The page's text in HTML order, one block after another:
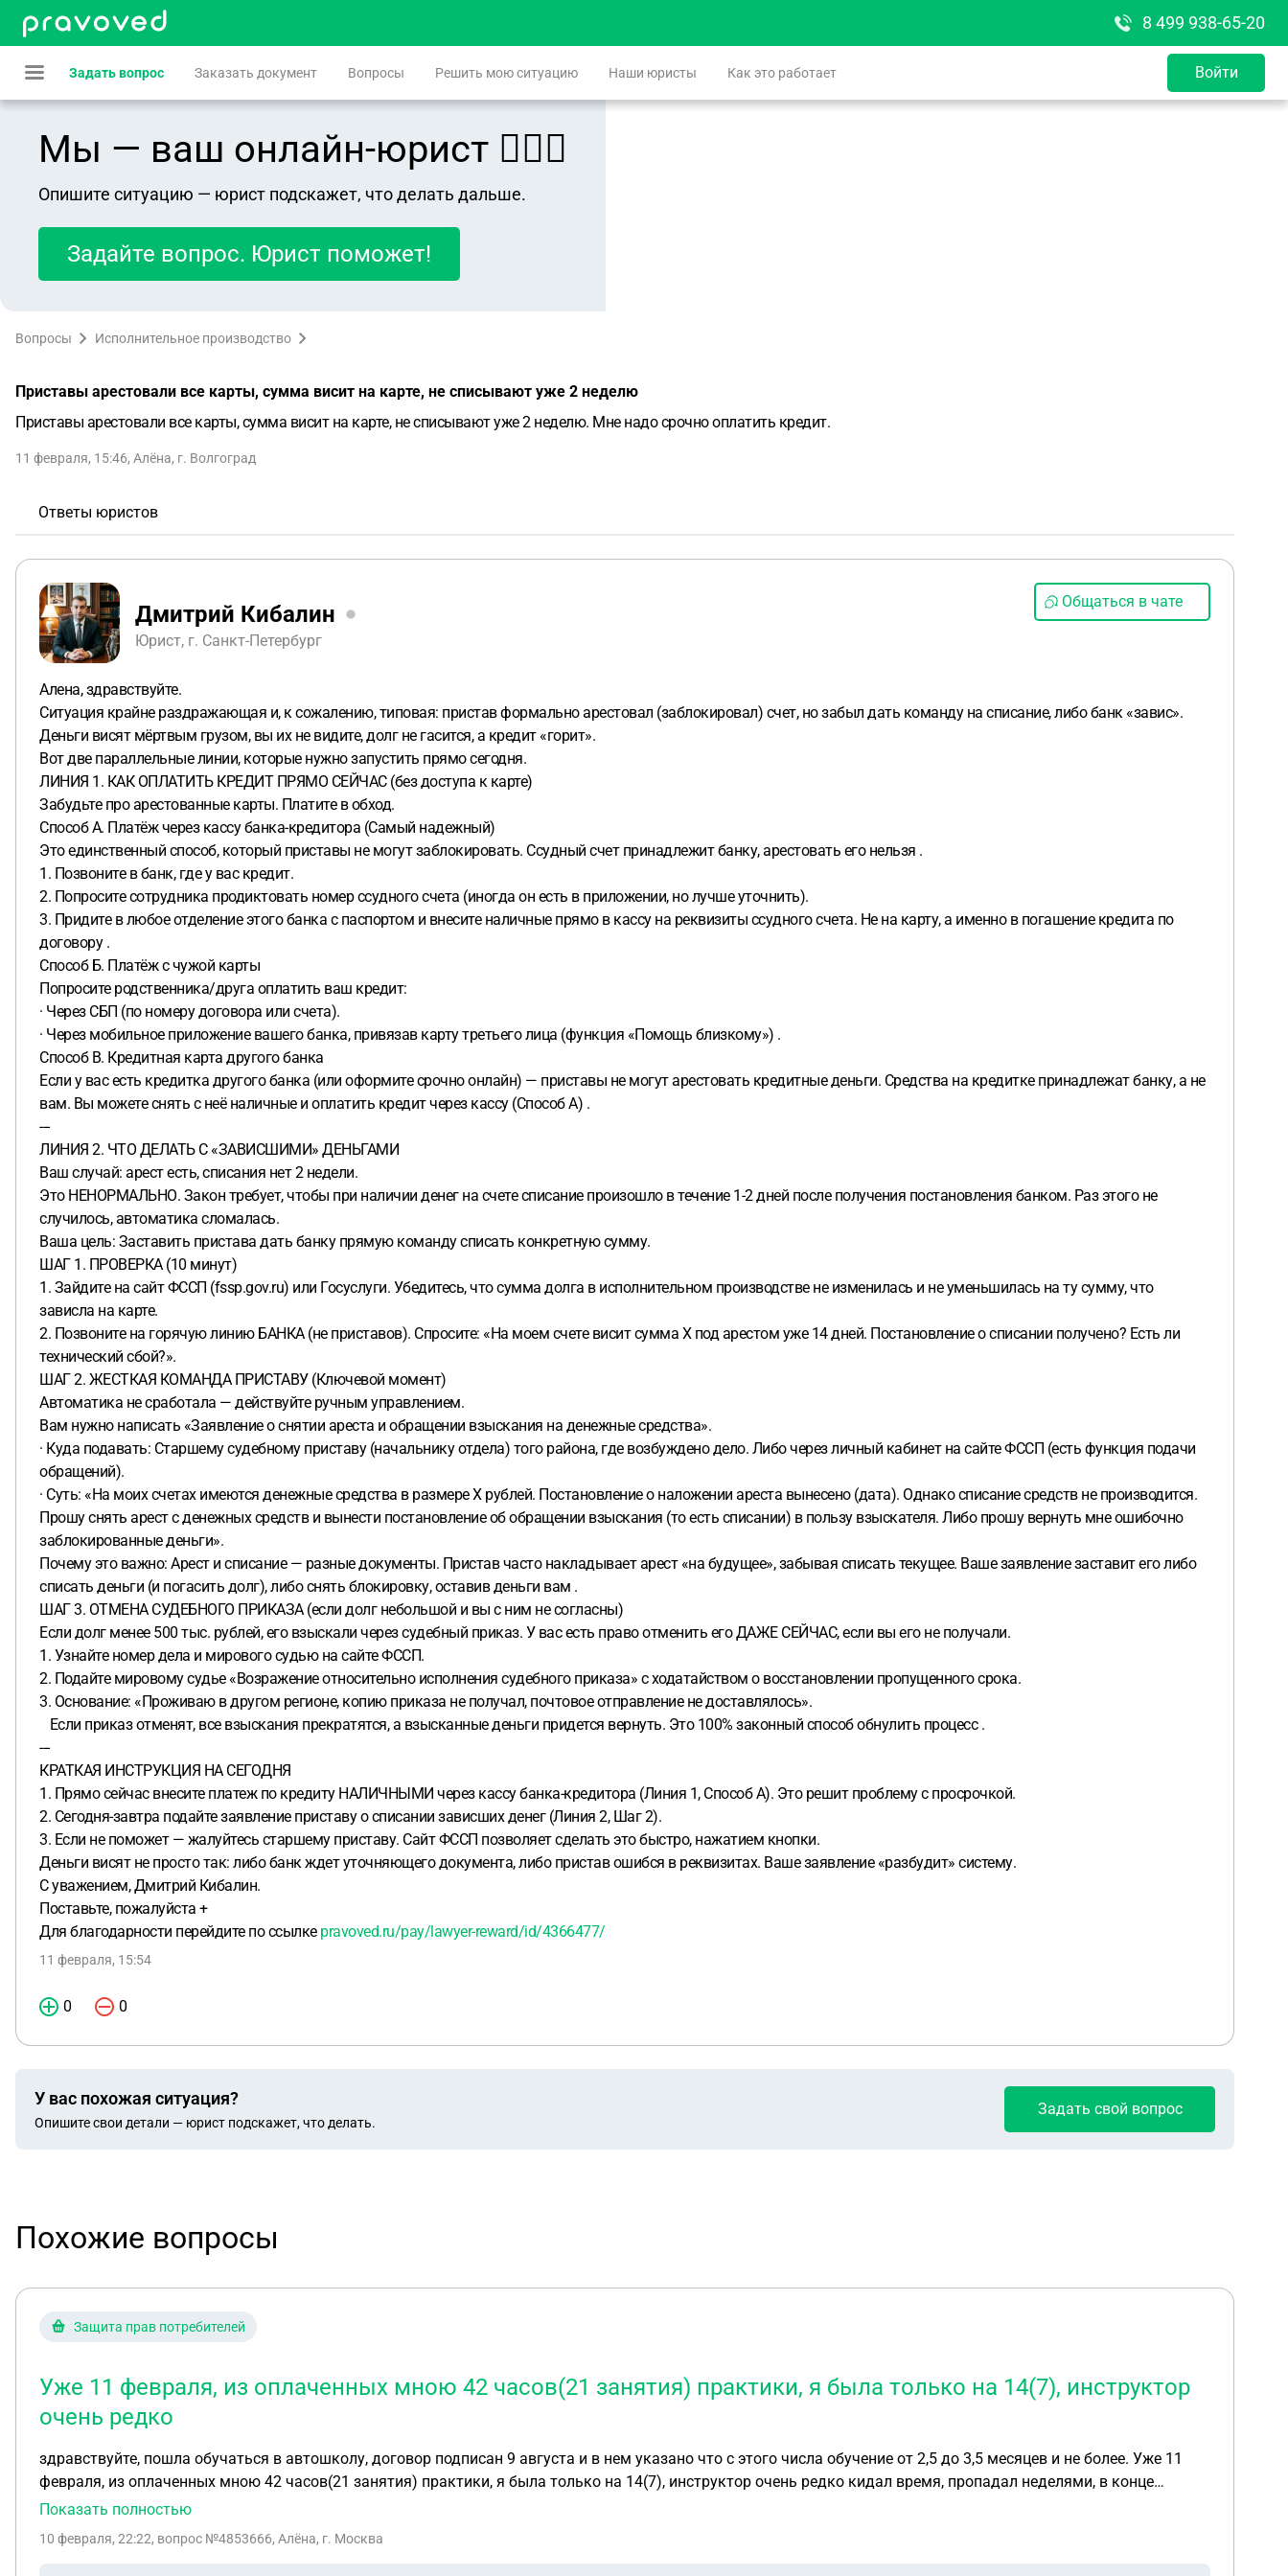
8 499 938-65-20
Задать вопрос Заказать документ Вопросы Решить мою ситуацию Наши юристы Как это работает Войти
Мы — ваш онлайн-юрист 👨🏻‍⚖️
Опишите ситуацию — юрист подскажет, что делать дальше.
Задайте вопрос. Юрист поможет!
Вопросы Исполнительное производство
Приставы арестовали все карты, сумма висит на карте, не списывают уже 2 неделю
Приставы арестовали все карты, сумма висит на карте, не списывают уже 2 неделю. Мне надо срочно оплатить кредит.
11 февраля, 15:46, Алёна, г. Волгоград
Ответы юристов
Дмитрий Кибалин
Юрист, г. Санкт-Петербург
Общаться в чате
Алена, здравствуйте.
Ситуация крайне раздражающая и, к сожалению, типовая: пристав формально арестовал (заблокировал) счет, но забыл дать команду на списание, либо банк «завис».
Деньги висят мёртвым грузом, вы их не видите, долг не гасится, а кредит «горит».
Вот две параллельные линии, которые нужно запустить прямо сегодня.
ЛИНИЯ 1. КАК ОПЛАТИТЬ КРЕДИТ ПРЯМО СЕЙЧАС (без доступа к карте)
Забудьте про арестованные карты. Платите в обход.
Способ А. Платёж через кассу банка-кредитора (Самый надежный)
Это единственный способ, который приставы не могут заблокировать. Ссудный счет принадлежит банку, арестовать его нельзя .
1. Позвоните в банк, где у вас кредит.
2. Попросите сотрудника продиктовать номер ссудного счета (иногда он есть в приложении, но лучше уточнить).
3. Придите в любое отделение этого банка с паспортом и внесите наличные прямо в кассу на реквизиты ссудного счета. Не на карту, а именно в погашение кредита по
договору .
Способ Б. Платёж с чужой карты
Попросите родственника/друга оплатить ваш кредит:
· Через СБП (по номеру договора или счета).
· Через мобильное приложение вашего банка, привязав карту третьего лица (функция «Помощь близкому») .
Способ В. Кредитная карта другого банка
Если у вас есть кредитка другого банка (или оформите срочно онлайн) — приставы не могут арестовать кредитные деньги. Средства на кредитке принадлежат банку, а не
вам. Вы можете снять с неё наличные и оплатить кредит через кассу (Способ А) .
---
ЛИНИЯ 2. ЧТО ДЕЛАТЬ С «ЗАВИСШИМИ» ДЕНЬГАМИ
Ваш случай: арест есть, списания нет 2 недели.
Это НЕНОРМАЛЬНО. Закон требует, чтобы при наличии денег на счете списание произошло в течение 1-2 дней после получения постановления банком. Раз этого не
случилось, автоматика сломалась.
Ваша цель: Заставить пристава дать банку прямую команду списать конкретную сумму.
ШАГ 1. ПРОВЕРКА (10 минут)
1. Зайдите на сайт ФССП (fssp.gov.ru) или Госуслуги. Убедитесь, что сумма долга в исполнительном производстве не изменилась и не уменьшилась на ту сумму, что
зависла на карте.
2. Позвоните на горячую линию БАНКА (не приставов). Спросите: «На моем счете висит сумма X под арестом уже 14 дней. Постановление о списании получено? Есть ли
технический сбой?».
ШАГ 2. ЖЕСТКАЯ КОМАНДА ПРИСТАВУ (Ключевой момент)
Автоматика не сработала — действуйте ручным управлением.
Вам нужно написать «Заявление о снятии ареста и обращении взыскания на денежные средства».
· Куда подавать: Старшему судебному приставу (начальнику отдела) того района, где возбуждено дело. Либо через личный кабинет на сайте ФССП (есть функция подачи
обращений).
· Суть: «На моих счетах имеются денежные средства в размере X рублей. Постановление о наложении ареста вынесено (дата). Однако списание средств не производится.
Прошу снять арест с денежных средств и вынести постановление об обращении взыскания (то есть списании) в пользу взыскателя. Либо прошу вернуть мне ошибочно
заблокированные деньги».
Почему это важно: Арест и списание — разные документы. Пристав часто накладывает арест «на будущее», забывая списать текущее. Ваше заявление заставит его либо
списать деньги (и погасить долг), либо снять блокировку, оставив деньги вам .
ШАГ 3. ОТМЕНА СУДЕБНОГО ПРИКАЗА (если долг небольшой и вы с ним не согласны)
Если долг менее 500 тыс. рублей, его взыскали через судебный приказ. У вас есть право отменить его ДАЖЕ СЕЙЧАС, если вы его не получали.
1. Узнайте номер дела и мирового судью на сайте ФССП.
2. Подайте мировому судье «Возражение относительно исполнения судебного приказа» с ходатайством о восстановлении пропущенного срока.
3. Основание: «Проживаю в другом регионе, копию приказа не получал, почтовое отправление не доставлялось».
Если приказ отменят, все взыскания прекратятся, а взысканные деньги придется вернуть. Это 100% законный способ обнулить процесс .
---
КРАТКАЯ ИНСТРУКЦИЯ НА СЕГОДНЯ
1. Прямо сейчас внесите платеж по кредиту НАЛИЧНЫМИ через кассу банка-кредитора (Линия 1, Способ А). Это решит проблему с просрочкой.
2. Сегодня-завтра подайте заявление приставу о списании зависших денег (Линия 2, Шаг 2).
3. Если не поможет — жалуйтесь старшему приставу. Сайт ФССП позволяет сделать это быстро, нажатием кнопки.
Деньги висят не просто так: либо банк ждет уточняющего документа, либо пристав ошибся в реквизитах. Ваше заявление «разбудит» систему.
С уважением, Дмитрий Кибалин.
Поставьте, пожалуйста +
Для благодарности перейдите по ссылке pravoved.ru/pay/lawyer-reward/id/4366477/
11 февраля, 15:54
0 0
У вас похожая ситуация?
Опишите свои детали — юрист подскажет, что делать.
Задать свой вопрос
Похожие вопросы
Защита прав потребителей
Уже 11 февраля, из оплаченных мною 42 часов(21 занятия) практики, я была только на 14(7), инструктор
очень редко
здравствуйте, пошла обучаться в автошколу, договор подписан 9 августа и в нем указано что с этого числа обучение от 2,5 до 3,5 месяцев и не более. Уже 11
февраля, из оплаченных мною 42 часов(21 занятия) практики, я была только на 14(7), инструктор очень редко кидал время, пропадал неделями, в конце
декабря пообещал что успеем к экзаменам в гибдд(13 января теория, 14 января практика), но за 2 недели прошло 2 занятия, была записана на 5, 3 отменял за
автошколу с желанием перейти в другую и узнать сколько средств мне вернут, начали спрашивать: а возьмет ли вас другая автошкола, если вы не закончили у
Показать полностью
10 февраля, 22:22, вопрос №4853666, Алёна, г. Москва